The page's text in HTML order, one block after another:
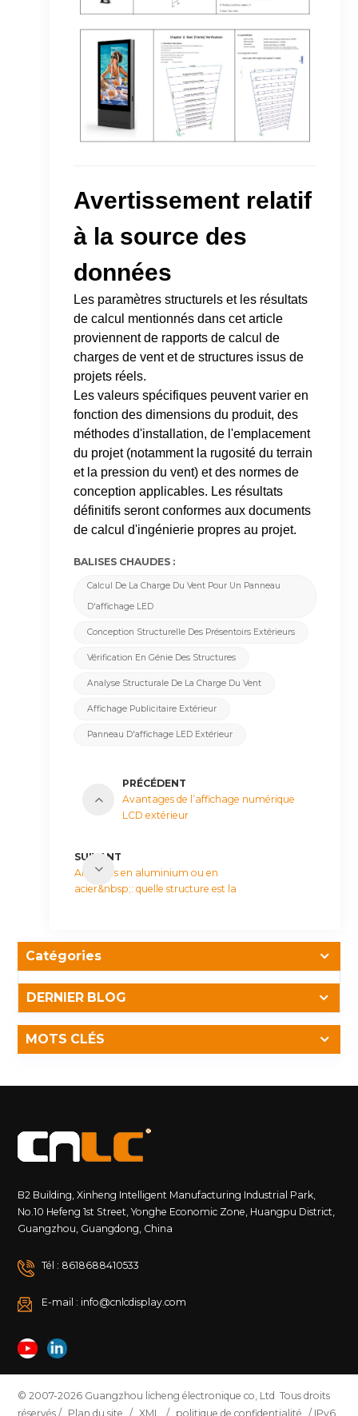
Avertissement relatif
à la source des
données
Les paramètres structurels et les résultats
de calcul mentionnés dans cet article
proviennent de rapports de calcul de
charges de vent et de structures issus de
projets réels.
Les valeurs spécifiques peuvent varier en
fonction des dimensions du produit, des
méthodes d'installation, de l'emplacement
du projet (notamment la rugosité du terrain
et la pression du vent) et des normes de
conception applicables. Les résultats
définitifs seront conformes aux documents
de calcul d'ingénierie propres au projet.
BALISES CHAUDES :
Calcul De La Charge Du Vent Pour Un Panneau
D'affichage LED
Conception Structurelle Des Présentoirs Extérieurs
Vérification En Génie Des Structures
Analyse Structurale De La Charge Du Vent
Affichage Publicitaire Extérieur
Panneau D'affichage LED Extérieur
PRÉCÉDENT
Avantages de l’affichage numérique
LCD extérieur
SUIVANT
Armoires en aluminium ou en
acier&nbsp;: quelle structure est la
Catégories
DERNIER BLOG
MOTS CLÉS
B2 Building, Xinheng Intelligent Manufacturing Industrial Park,
No.10 Hefeng 1st Street, Yonghe Economic Zone, Huangpu District,
Guangzhou, Guangdong, China
Tél : 8618688410533
E-mail : info@cnlcdisplay.com
© 2007-2026 Guangzhou licheng électronique co, Ltd Tous droits
réservés / Plan du site / XML / politique de confidentialité / IPv6